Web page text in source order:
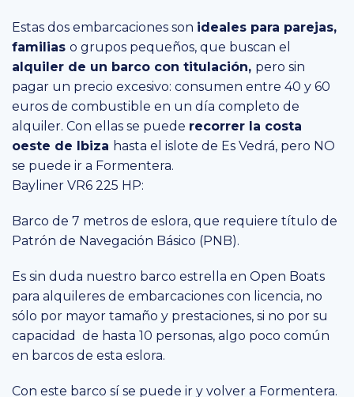
Estas dos embarcaciones son ideales para parejas,
familias o grupos pequeños, que buscan el
alquiler de un barco con titulación, pero sin
pagar un precio excesivo: consumen entre 40 y 60
euros de combustible en un día completo de
alquiler. Con ellas se puede recorrer la costa
oeste de Ibiza hasta el islote de Es Vedrá, pero NO
se puede ir a Formentera.
Bayliner VR6 225 HP:
Barco de 7 metros de eslora, que requiere título de
Patrón de Navegación Básico (PNB).
Es sin duda nuestro barco estrella en Open Boats
para alquileres de embarcaciones con licencia, no
sólo por mayor tamaño y prestaciones, si no por su
capacidad de hasta 10 personas, algo poco común
en barcos de esta eslora.
Con este barco sí se puede ir y volver a Formentera.